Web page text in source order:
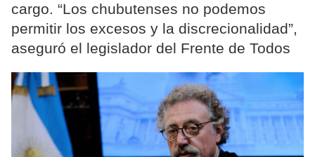
cargo. “Los chubutenses no podemos
permitir los excesos y la discrecionalidad”,
aseguró el legislador del Frente de Todos